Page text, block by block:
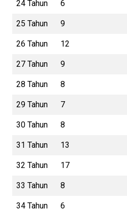
24 Tahun 6
25 Tahun 9
26 Tahun 12
27 Tahun 9
28 Tahun 8
29 Tahun 7
30 Tahun 8
31 Tahun 13
32 Tahun 17
33 Tahun 8
34 Tahun 6